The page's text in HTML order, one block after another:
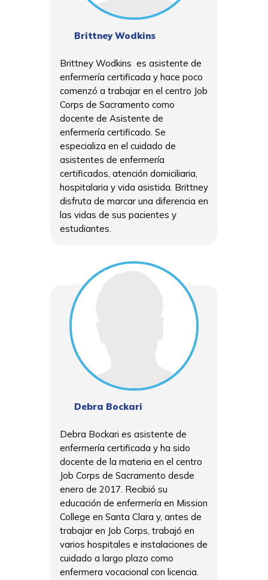
Brittney Wodkins
Brittney Wodkins es asistente de
enfermería certificada y hace poco
comenzó a trabajar en el centro Job
Corps de Sacramento como
docente de Asistente de
enfermería certificado. Se
especializa en el cuidado de
asistentes de enfermería
certificados, atención domiciliaria,
hospitalaria y vida asistida. Brittney
disfruta de marcar una diferencia en
las vidas de sus pacientes y
estudiantes.
Debra Bockari
Debra Bockari es asistente de
enfermería certificada y ha sido
docente de la materia en el centro
Job Corps de Sacramento desde
enero de 2017. Recibió su
educación de enfermería en Mission
College en Santa Clara y, antes de
trabajar en Job Corps, trabajó en
varios hospitales e instalaciones de
cuidado a largo plazo como
enfermera vocacional con licencia.